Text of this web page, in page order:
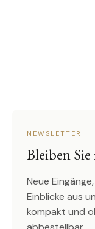
NEWSLETTER
Bleiben
Neue
Einblicke aus
kompakt und